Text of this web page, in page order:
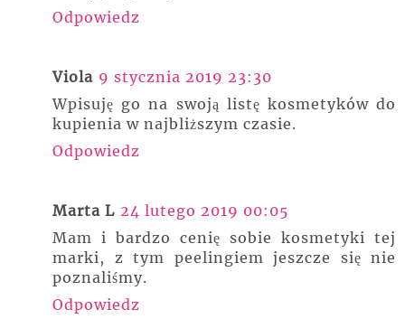
Odpowiedz
Viola 9 stycznia 2019 23:30
Wpisuję go na swoją listę kosmetyków do
kupienia w najbliższym czasie.
Odpowiedz
Marta L 24 lutego 2019 00:05
Mam i bardzo cenię sobie kosmetyki tej
marki, z tym peelingiem jeszcze się nie
poznaliśmy.
Odpowiedz